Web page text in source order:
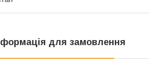
для замовлення